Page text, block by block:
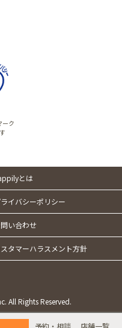
ーク
とは
イバシーポリシー
い合わせ
タマーハラスメント方針
All Rights Reserved.
予約・相談 店舗一覧